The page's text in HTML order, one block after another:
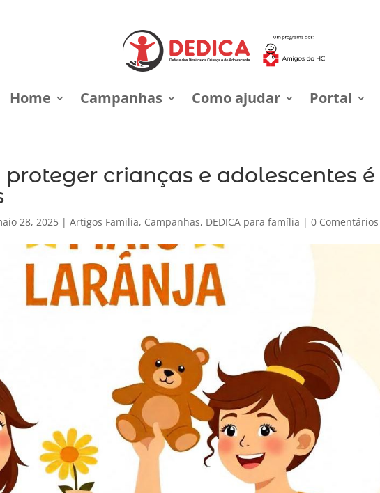
Home Campanhas Como ajudar Portal
crianças e adolescentes é
28, 2025 |Artigos Familia, Campanhas, DEDICA para família |0 Comentários